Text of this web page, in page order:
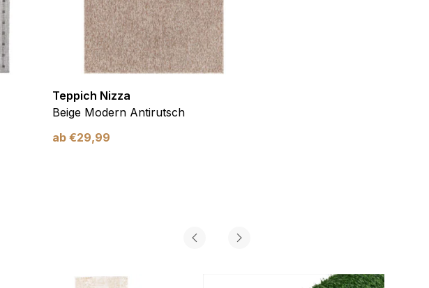
Teppich Nizza
Beige Modern Antirutsch
ab €29,99